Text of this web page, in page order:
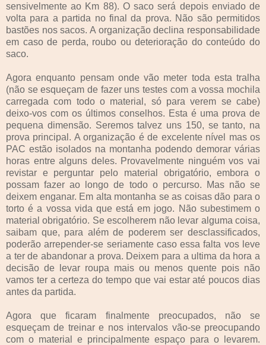
sensivelmente ao Km 88). O saco será depois enviado de
volta para a partida no final da prova. Não são permitidos
bastões nos sacos. A organização declina responsabilidade
em caso de perda, roubo ou deterioração do conteúdo do
saco.
Agora enquanto pensam onde vão meter toda esta tralha
(não se esqueçam de fazer uns testes com a vossa mochila
carregada com todo o material, só para verem se cabe)
deixo-vos com os últimos conselhos. Esta é uma prova de
pequena dimensão. Seremos talvez uns 150, se tanto, na
prova principal. A organização é de excelente nível mas os
PAC estão isolados na montanha podendo demorar várias
horas entre alguns deles. Provavelmente ninguém vos vai
revistar e perguntar pelo material obrigatório, embora o
possam fazer ao longo de todo o percurso. Mas não se
deixem enganar. Em alta montanha se as coisas dão para o
torto é a vossa vida que está em jogo. Não subestimem o
material obrigatório. Se escolherem não levar alguma coisa,
saibam que, para além de poderem ser desclassificados,
poderão arrepender-se seriamente caso essa falta vos leve
a ter de abandonar a prova. Deixem para a ultima da hora a
decisão de levar roupa mais ou menos quente pois não
vamos ter a certeza do tempo que vai estar até poucos dias
antes da partida.
Agora que ficaram finalmente preocupados, não se
esqueçam de treinar e nos intervalos vão-se preocupando
com o material e principalmente espaço para o levarem.